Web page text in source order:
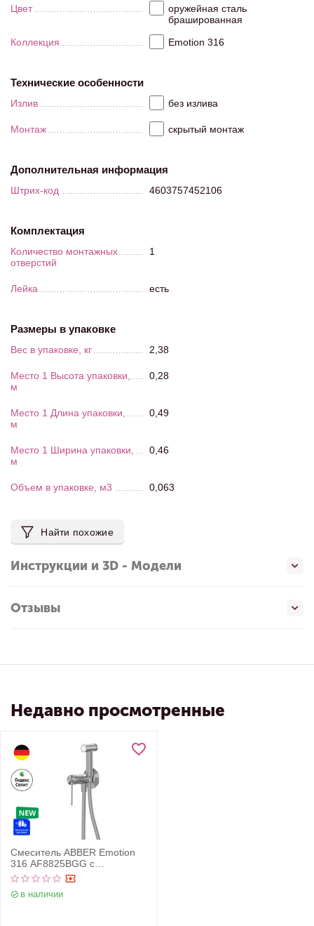
Цвет
оружейная сталь
брашированная
Коллекция
Emotion 316
Технические особенности
Излив без излива
Монтаж скрытый монтаж
Дополнительная информация
Штрих-код 4603757452106
Комплектация
Количество монтажных
отверстий
1
Лейка есть
Размеры в упаковке
Вес в упаковке, кг 2,38
Место 1 Высота упаковки,
м
0,28
Место 1 Длина упаковки,
м
0,49
Место 1 Ширина упаковки,
м
0,46
Объем в упаковке, м3 0,063
Найти похожие
Инструкции и 3D - Модели
Отзывы
Недавно просмотренные
Смеситель ABBER Emotion
316 AF8825BGG с
гигиеническим душем,
брашированная оружейная
сталь
в наличии